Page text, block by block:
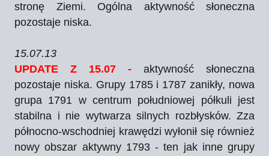
stronę Ziemi. Ogólna aktywność słoneczna
pozostaje niska.
15.07.13
UPDATE Z 15.07 - aktywność słoneczna
pozostaje niska. Grupy 1785 i 1787 zanikły, nowa
grupa 1791 w centrum południowej półkuli jest
stabilna i nie wytwarza silnych rozbłysków. Zza
północno-wschodniej krawędzi wyłonił się również
nowy obszar aktywny 1793 - ten jak inne grupy